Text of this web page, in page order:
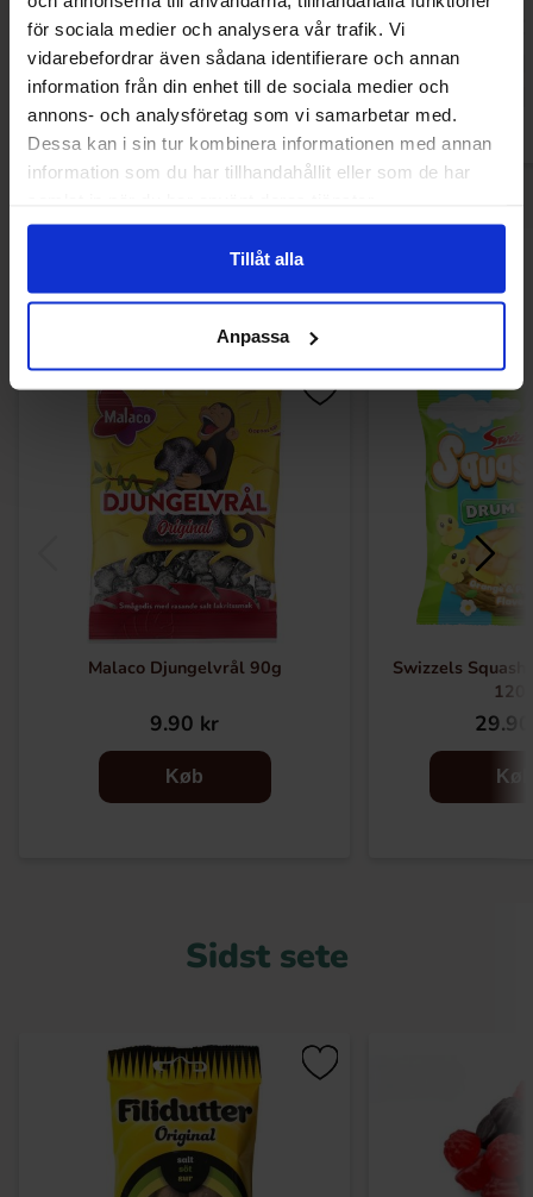
för sociala medier och analysera vår trafik. Vi
vidarebefordrar även sådana identifierare och annan
information från din enhet till de sociala medier och
annons- och analysföretag som vi samarbetar med.
Dessa kan i sin tur kombinera informationen med annan
information som du har tillhandahållit eller som de har
Tillåt alla
Anpassa
29.90 kr
Køb
Andre kunne lide
Malaco Djungelvrål 90g
9.90 kr
Køb
Swizzels
Køb
Sidst sete